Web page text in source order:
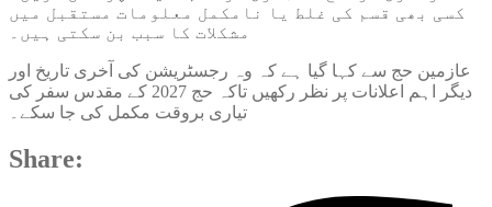
کسی بھی قسم کی غلط یا نامکمل معلومات مستقبل میں
مشکلات کا سبب بن سکتی ہیں۔
عازمین حج سے کہا گیا ہے کہ وہ رجسٹریشن کی آخری تاریخ اور
دیگر اہم اعلانات پر نظر رکھیں تاکہ حج 2027 کے مقدس سفر کی
تیاری بروقت مکمل کی جا سکے۔
Share: